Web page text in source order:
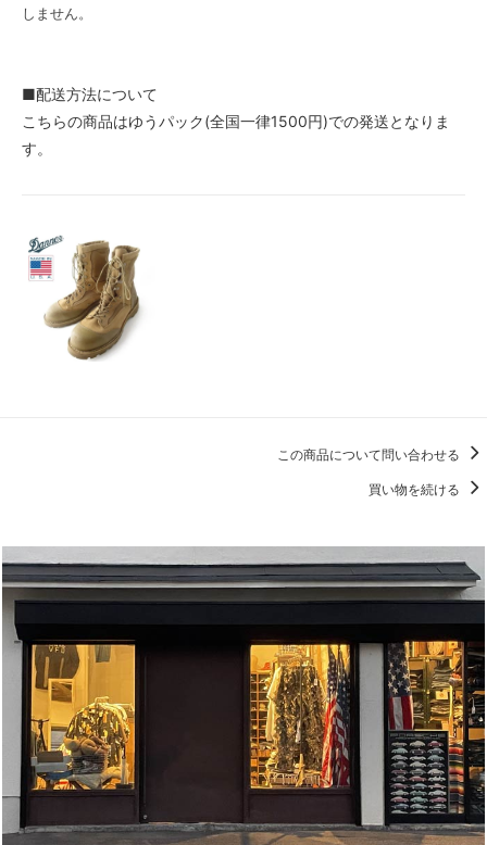
しません。
■配送方法について
こちらの商品はゆうパック(全国一律1500円)での発送となりま
す。
この商品について問い合わせる
買い物を続ける